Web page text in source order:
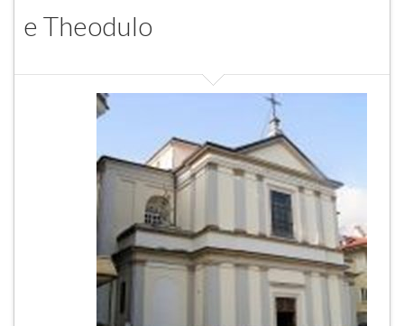
e Theodulo